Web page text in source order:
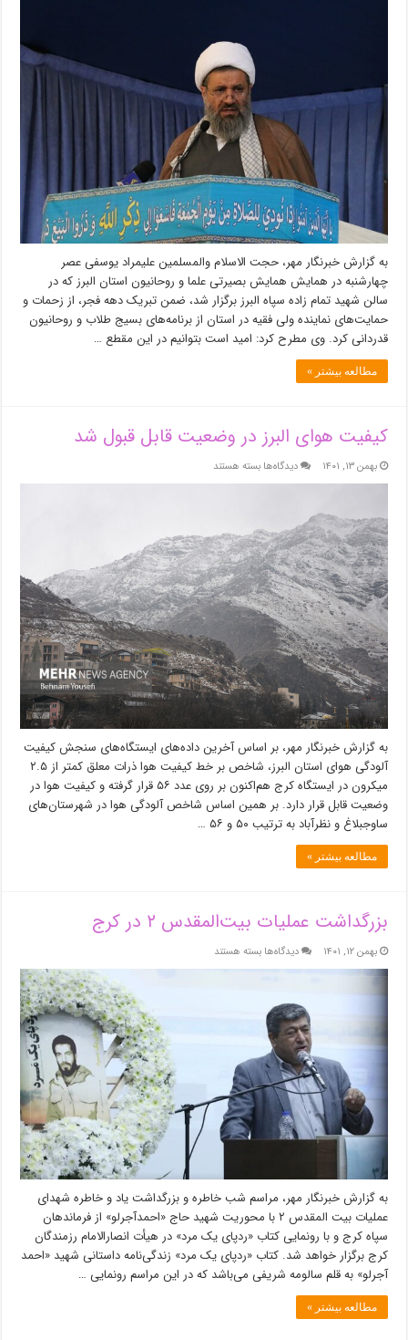
مهم
روحانیون
به
عنوان
سربازان
ولایت
شده
است
به گزارش خبرنگار مهر، حجت الاسلام والمسلمین علیمراد یوسفی عصر
چهارشنبه در همایش همایش بصیرتی علما و روحانیون استان البرز که در
سالن شهید تمام زاده سپاه البرز برگزار شد، ضمن تبریک دهه فجر، از زحمات و
حمایت‌های نماینده ولی فقیه در استان از برنامه‌های بسیج طلاب و روحانیون
قدردانی کرد. وی مطرح کرد: امید است بتوانیم در این مقطع …
مطالعه بیشتر »
کیفیت هوای البرز در وضعیت قابل قبول شد
بهمن ۱۳, ۱۴۰۱ دیدگاه‌هابرای
کیفیت
در
وضعیت
قابل
قبول
شد
بسته هستند
به گزارش خبرنگار مهر، بر اساس آخرین داده‌های ایستگاه‌های سنجش کیفیت
آلودگی هوای استان البرز، شاخص بر خط کیفیت هوا ذرات معلق کمتر از ۲.۵
میکرون در ایستگاه کرج هم‌اکنون بر روی عدد ۵۶ قرار گرفته و کیفیت هوا در
وضعیت قابل قرار دارد. بر همین اساس شاخص آلودگی هوا در شهرستان‌های
ساوجبلاغ و نظرآباد به ترتیب ۵۰ و ۵۶ …
مطالعه بیشتر »
بزرگداشت عملیات بیت‌المقدس ۲ در کرج
بهمن ۱۲, ۱۴۰۱ دیدگاه‌هابرای
بزرگداشت
بسته هستند
به گزارش خبرنگار مهر، مراسم شب خاطره و بزرگداشت یاد و خاطره شهدای
عملیات بیت المقدس ۲ با محوریت شهید حاج «احمدآجرلو» از فرماندهان
سپاه کرج و با رونمایی کتاب «ردپای یک مرد» در هیأت انصارالامام رزمندگان
کرج برگزار خواهد شد. کتاب «ردپای یک مرد» زندگی‌نامه داستانی شهید «احمد
آجرلو» به قلم سالومه شریفی می‌باشد که در این مراسم رونمایی …
مطالعه بیشتر »